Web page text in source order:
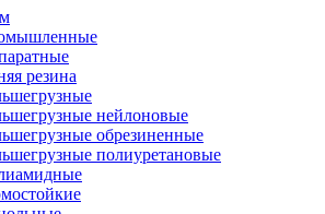
резина
нейлоновые
обрезиненные
полиуретановые